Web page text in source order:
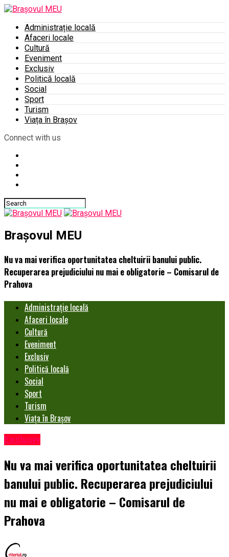
Administrație locală
Afaceri locale
Cultură
Eveniment
Exclusiv
Politică locală
Social
Sport
Turism
Viața în Brașov
Connect with us
Brașovul MEU
Nu va mai verifica oportunitatea cheltuirii banului public.
Recuperarea prejudiciului nu mai e obligatorie – Comisarul de
Prahova
Administrație locală
Afaceri locale
Cultură
Eveniment
Exclusiv
Politică locală
Social
Sport
Turism
Viața în Brașov
Exclusiv
Nu va mai verifica oportunitatea cheltuirii
banului public. Recuperarea prejudiciului
nu mai e obligatorie – Comisarul de
Prahova